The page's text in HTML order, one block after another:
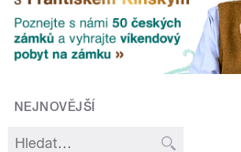
NEJNOVĚJŠÍ